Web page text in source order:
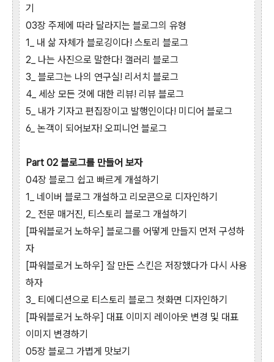
기
03장 주제에 따라 달라지는 블로그의 유형
1_ 내 삶 자체가 블로깅이다! 스토리 블로그
2_ 나는 사진으로 말한다! 갤러리 블로그
3_ 블로그는 나의 연구실! 리서치 블로그
4_ 세상 모든 것에 대한 리뷰! 리뷰 블로그
5_ 내가 기자고 편집장이고 발행인이다! 미디어 블로그
6_ 논객이 되어보자! 오피니언 블로그
Part 02 블로그를 만들어 보자
04장 블로그 쉽고 빠르게 개설하기
1_ 네이버 블로그 개설하고 리모콘으로 디자인하기
2_ 전문 매거진, 티스토리 블로그 개설하기
[파워블로거 노하우] 블로그를 어떻게 만들지 먼저 구성하
자
[파워블로거 노하우] 잘 만든 스킨은 저장했다가 다시 사용
하자
3_ 티에디션으로 티스토리 블로그 첫화면 디자인하기
[파워블로거 노하우] 대표 이미지 레이아웃 변경 및 대표
이미지 변경하기
05장 블로그 가볍게 맛보기